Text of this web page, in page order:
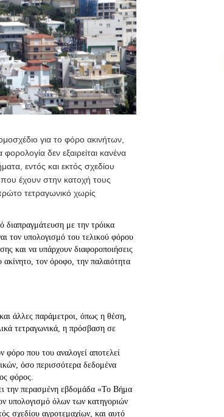
για το φόρο ακινήτων,
δεν εξαιρείται κανένα
εντός και εκτός σχεδίου
έχουν στην κατοχή τους
τετραγωνικό χωρίς
διαπραγμάτευση με την τρόικα
τον υπολογισμό του τελικού φόρου
και να υπάρχουν διαφοροποιήσεις
ακίνητο, τον όροφο, την παλαιότητα
άλλες παράμετροι, όπως η θέση,
τετραγωνικά, η πρόσβαση σε
φόρο που του αναλογεί αποτελεί
όσο περισσότερα δεδομένα
φόρος.
την περασμένη εβδομάδα «Το Βήμα
υπολογισμό όλων των κατηγοριών
σχεδίου αγροτεμαχίων, και αυτό